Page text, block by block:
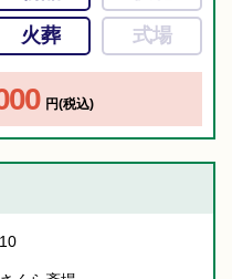
火葬 式場
円(税込)
10